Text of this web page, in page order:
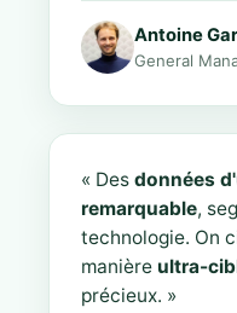
Antoine
General
« Des données
remarquable,
technologie. On
manière ultra-
précieux. »